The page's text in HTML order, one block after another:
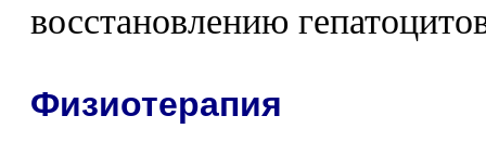
восстановлению
Физиотерапия